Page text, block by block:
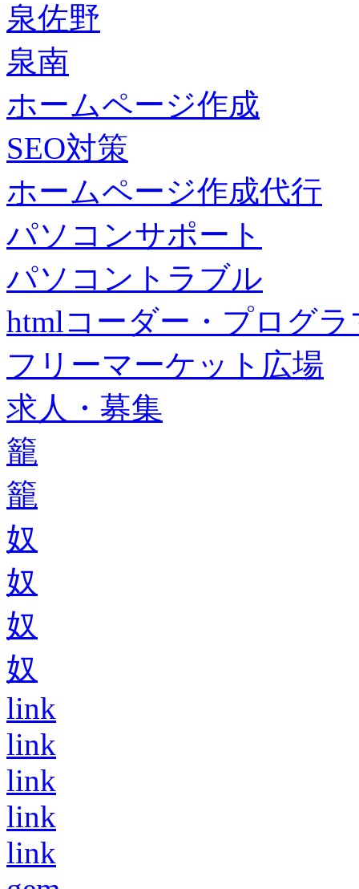
泉佐野
泉南
ホームページ作成
SEO対策
ホームページ作成代行
パソコンサポート
パソコントラブル
htmlコーダー・プログラ
フリーマーケット広場
求人・募集
籠
籠
奴
奴
奴
奴
link
link
link
link
link